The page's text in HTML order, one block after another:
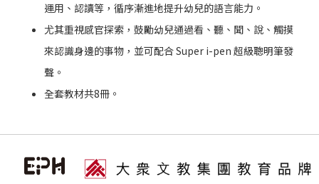
運用、認讀等，循序漸進地提升幼兒的語言能力。
尤其重視感官探索，鼓勵幼兒通過看、聽、聞、說、觸摸
來認識身邊的事物，並可配合 Super i-pen 超級聰明筆發
聲。
全套教材共8冊。